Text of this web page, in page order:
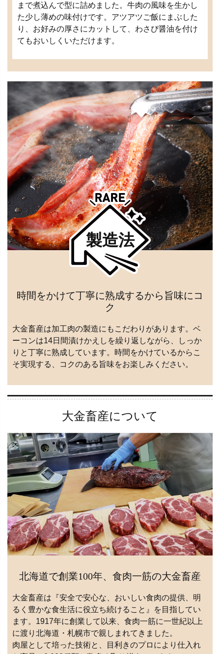
まで煮込んで型に詰めました。牛肉の風味を生かし
た少し薄めの味付けです。アツアツご飯にまぶした
り、お好みの厚さにカットして、わさび醤油を付け
てもおいしくいただけます。
製造法
時間をかけて丁寧に熟成するから旨味にコ
ク
大金畜産は加工肉の製造にもこだわりがあります。ベ
ーコンは14日間漬けかえしを繰り返しながら、しっか
りと丁寧に熟成しています。時間をかけているからこ
そ実現する、コクのある旨味をお楽しみください。
大金畜産について
北海道で創業100年、食肉一筋の大金畜産
大金畜産は『安全で安心な、おいしい食肉の提供、明
るく豊かな食生活に役立ち続けること』を目指してい
ます。1917年に創業して以来、食肉一筋に一世紀以上
に渡り北海道・札幌市で親しまれてきました。
肉屋として培った技術と、目利きのプロにより仕入れ